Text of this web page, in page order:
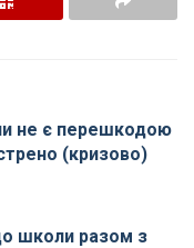
не є перешкодою
(кризово)
школи разом з